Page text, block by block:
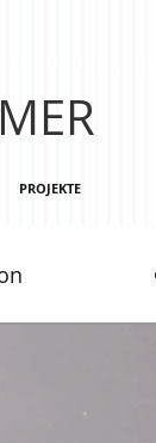
PROJEKTE